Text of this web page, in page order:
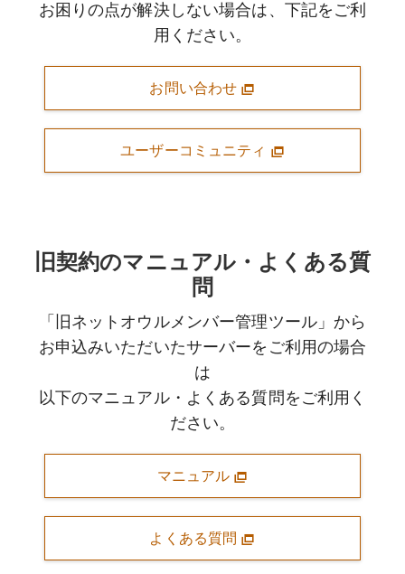
お困りの点が解決しない場合は、下記をご利
用ください。
お問い合わせ
ユーザーコミュニティ
旧契約のマニュアル・よくある質
問
「旧ネットオウルメンバー管理ツール」から
お申込みいただいたサーバーをご利用の場合
は
以下のマニュアル・よくある質問をご利用く
ださい。
マニュアル
よくある質問